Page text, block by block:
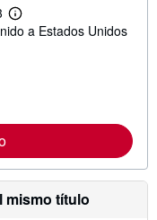
e
l
a
a
e
e
n
v
M
á
m
i
ó
n
s
a Estados Unidos
mismo título